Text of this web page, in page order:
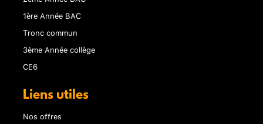
1ère Année BAC
Tronc commun
3ème Année collège
CE6
Liens utiles
Nos offres